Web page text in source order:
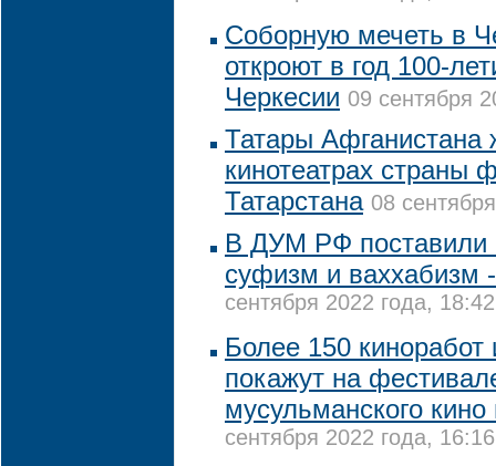
Соборную мечеть в
откроют в год 100-
Черкесии 09 сентября
Татары Афганистана
кинотеатрах страны
Татарстана 08
В ДУМ РФ поставили
суфизм и ваххабизм -
сентября 2022 года, 18:42
Более 150 киноработ
покажут на
мусульманского кино
сентября 2022 года, 16:16